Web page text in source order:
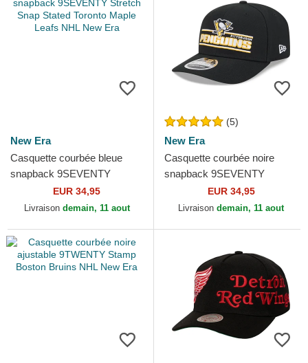
New Era
Casquette courbée bleue
snapback 9SEVENTY
Stretch Snap Stated Toronto
Maple Leafs NHL New Era
EUR 34,95
Livraison demain, 11 aout
(5)
New Era
Casquette courbée noire
snapback 9SEVENTY
Stretch Snap Stated
Pittsburgh Penguins NHL
EUR 34,95
Livraison demain, 11 aout